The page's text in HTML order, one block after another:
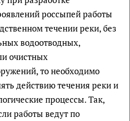
россыпей работы
течении реки, без
водоотводных,
очистных
то необходимо
действию течения реки и
процессы. Так,
работы ведут по